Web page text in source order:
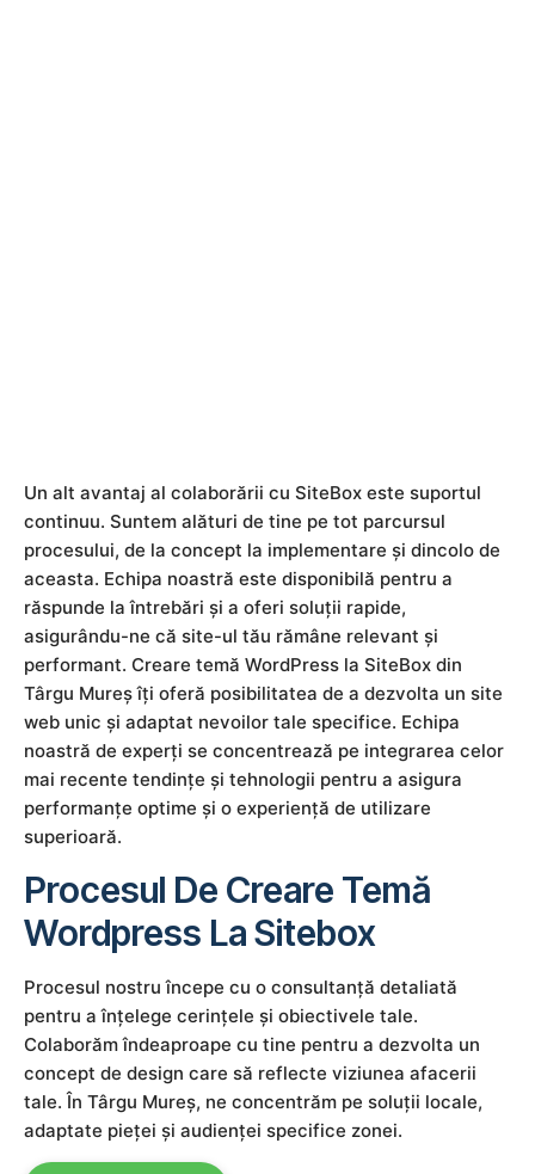
Un alt avantaj al colaborării cu SiteBox este suportul
continuu. Suntem alături de tine pe tot parcursul
procesului, de la concept la implementare și dincolo de
aceasta. Echipa noastră este disponibilă pentru a
răspunde la întrebări și a oferi soluții rapide,
asigurându-ne că site-ul tău rămâne relevant și
performant. Creare temă WordPress la SiteBox din
Târgu Mureș îți oferă posibilitatea de a dezvolta un site
web unic și adaptat nevoilor tale specifice. Echipa
noastră de experți se concentrează pe integrarea celor
mai recente tendințe și tehnologii pentru a asigura
performanțe optime și o experiență de utilizare
superioară.
Procesul De Creare Temă
Wordpress La Sitebox
Procesul nostru începe cu o consultanță detaliată
pentru a înțelege cerințele și obiectivele tale.
Colaborăm îndeaproape cu tine pentru a dezvolta un
concept de design care să reflecte viziunea afacerii
tale. În Târgu Mureș, ne concentrăm pe soluții locale,
adaptate pieței și audienței specifice zonei.